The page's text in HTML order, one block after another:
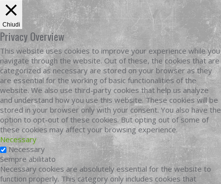
Chiudi
Privacy Overview
This website uses cookies to improve your experience while you
navigate through the website. Out of these, the cookies that are
categorized as necessary are stored on your browser as they
are essential for the working of basic functionalities of the
website. We also use third-party cookies that help us analyze
and understand how you use this website. These cookies will be
stored in your browser only with your consent. You also have the
option to opt-out of these cookies. But opting out of some of
these cookies may affect your browsing experience.
Necessary
Necessary
Sempre abilitato
Necessary cookies are absolutely essential for the website to
function properly. This category only includes cookies that